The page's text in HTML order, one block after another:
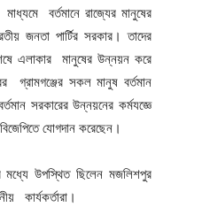
বর্তমানে রাজ্যের মানুষের
জনতা পার্টির সরকার। তাদের
এলাকার মানুষের উন্নয়ন করে
গ্রামগঞ্জের সকল মানুষ বর্তমান
সরকারের উন্নয়নের কর্মযজ্ঞে
যোগদান করেছেন।
উপস্থিত ছিলেন মজলিশপুর
কার্যকর্তারা।